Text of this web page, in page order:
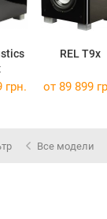
REL T9x
грн. от 89 899
Все модели